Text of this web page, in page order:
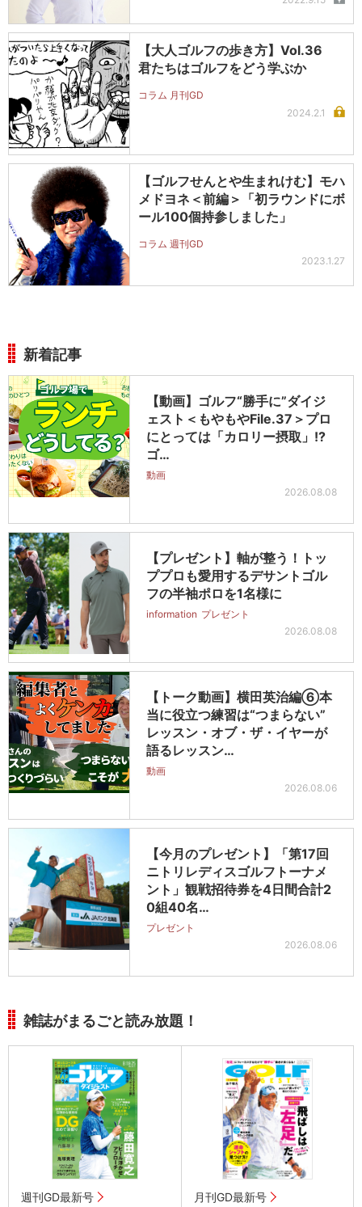
【大人ゴルフの歩き方】Vol.36
君たちはゴルフをどう学ぶか
コラム 月刊GD
2024.2.1
【ゴルフせんとや生まれけむ】モハ
メドヨネ＜前編＞「初ラウンドにボ
ール100個持参しました」
コラム 週刊GD
2023.1.27
新着記事
【動画】ゴルフ“勝手に”ダイジ
ェスト＜もやもやFile.37＞プロ
にとっては「カロリー摂取」!?
ゴ…
動画
2026.08.08
【プレゼント】軸が整う！トッ
ププロも愛用するデサントゴル
フの半袖ポロを1名様に
information プレゼント
2026.08.08
【トーク動画】横田英治編⑥本
当に役立つ練習は“つまらない”
レッスン・オブ・ザ・イヤーが
語るレッスン…
動画
2026.08.06
【今月のプレゼント】「第17回
ニトリレディスゴルフトーナメ
ント」観戦招待券を4日間合計2
0組40名…
プレゼント
2026.08.06
雑誌がまるごと読み放題！
週刊GD最新号 月刊GD最新号